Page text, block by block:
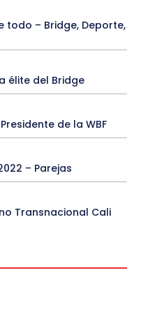
todo – Bridge, Deporte,
élite del Bridge
de la WBF
– Parejas
Transnacional Cali